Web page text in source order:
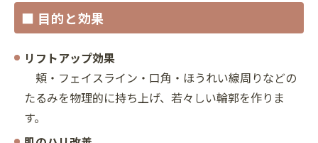
■ 目的と効果
リフトアップ効果
頬・フェイスライン・口角・ほうれい線周りなどの
たるみを物理的に持ち上げ、若々しい輪郭を作りま
す。